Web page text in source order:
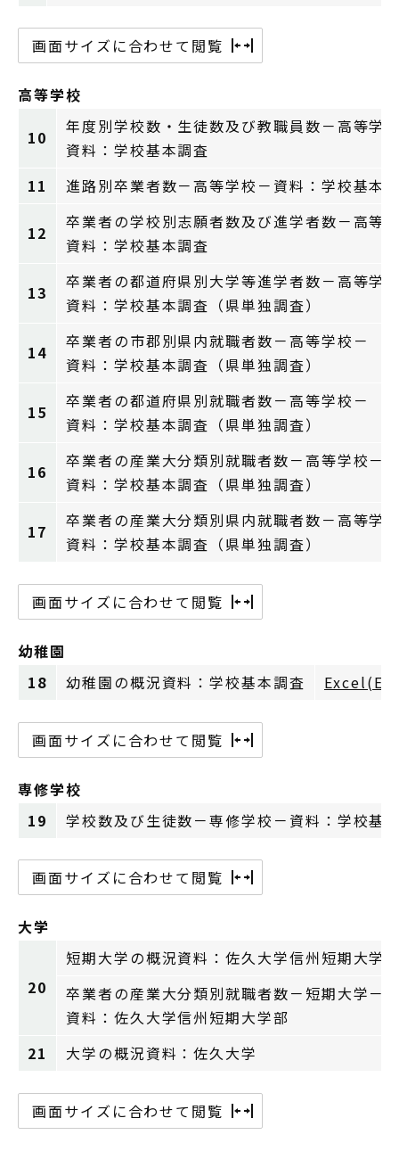
画面サイズに合わせて閲覧
高等学校
10
年度別学校数・生徒数及び教職員数－高等学
資料：学校基本調査
11
進路別卒業者数－高等学校－資料：学校基本
12
卒業者の学校別志願者数及び進学者数－高等
資料：学校基本調査
13
卒業者の都道府県別大学等進学者数－高等学
資料：学校基本調査（県単独調査）
14
卒業者の市郡別県内就職者数－高等学校－
資料：学校基本調査（県単独調査）
15
卒業者の都道府県別就職者数－高等学校－
資料：学校基本調査（県単独調査）
16
卒業者の産業大分類別就職者数－高等学校－
資料：学校基本調査（県単独調査）
17
卒業者の産業大分類別県内就職者数－高等学
資料：学校基本調査（県単独調査）
画面サイズに合わせて閲覧
幼稚園
18
幼稚園の概況資料：学校基本調査
画面サイズに合わせて閲覧
専修学校
19
学校数及び生徒数－専修学校－資料：学校基
画面サイズに合わせて閲覧
大学
20
短期大学の概況資料：佐久大学信州短期大学
卒業者の産業大分類別就職者数－短期大学－
資料：佐久大学信州短期大学部
21
大学の概況資料：佐久大学
画面サイズに合わせて閲覧